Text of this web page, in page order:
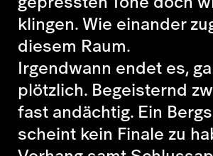
klingen. Wie einander
diesem Raum.
Irgendwann endet es,
plötzlich. Begeisternd
fast andächtig. Ein
scheint kein Finale zu